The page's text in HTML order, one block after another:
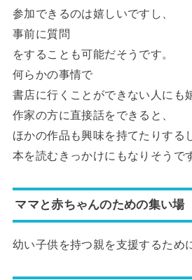
参加できるのは嬉しいですし、
事前に質問
をすることも可能だそうです。
何らかの事情で
書店に行くことができない人にも
作家の方に直接話をできると、
ほかの作品も興味を持てたりするし
本を読むきっかけにもなりそうで
ママと赤ちゃんのための集い場
幼い子供を持つ親を支援するため